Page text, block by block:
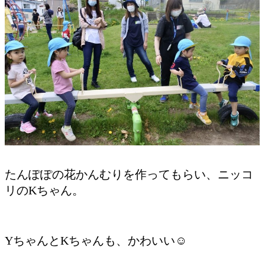
たんぽぽの花かんむりを作ってもらい、ニッコ
リのKちゃん。
YちゃんとKちゃんも、かわいい☺︎